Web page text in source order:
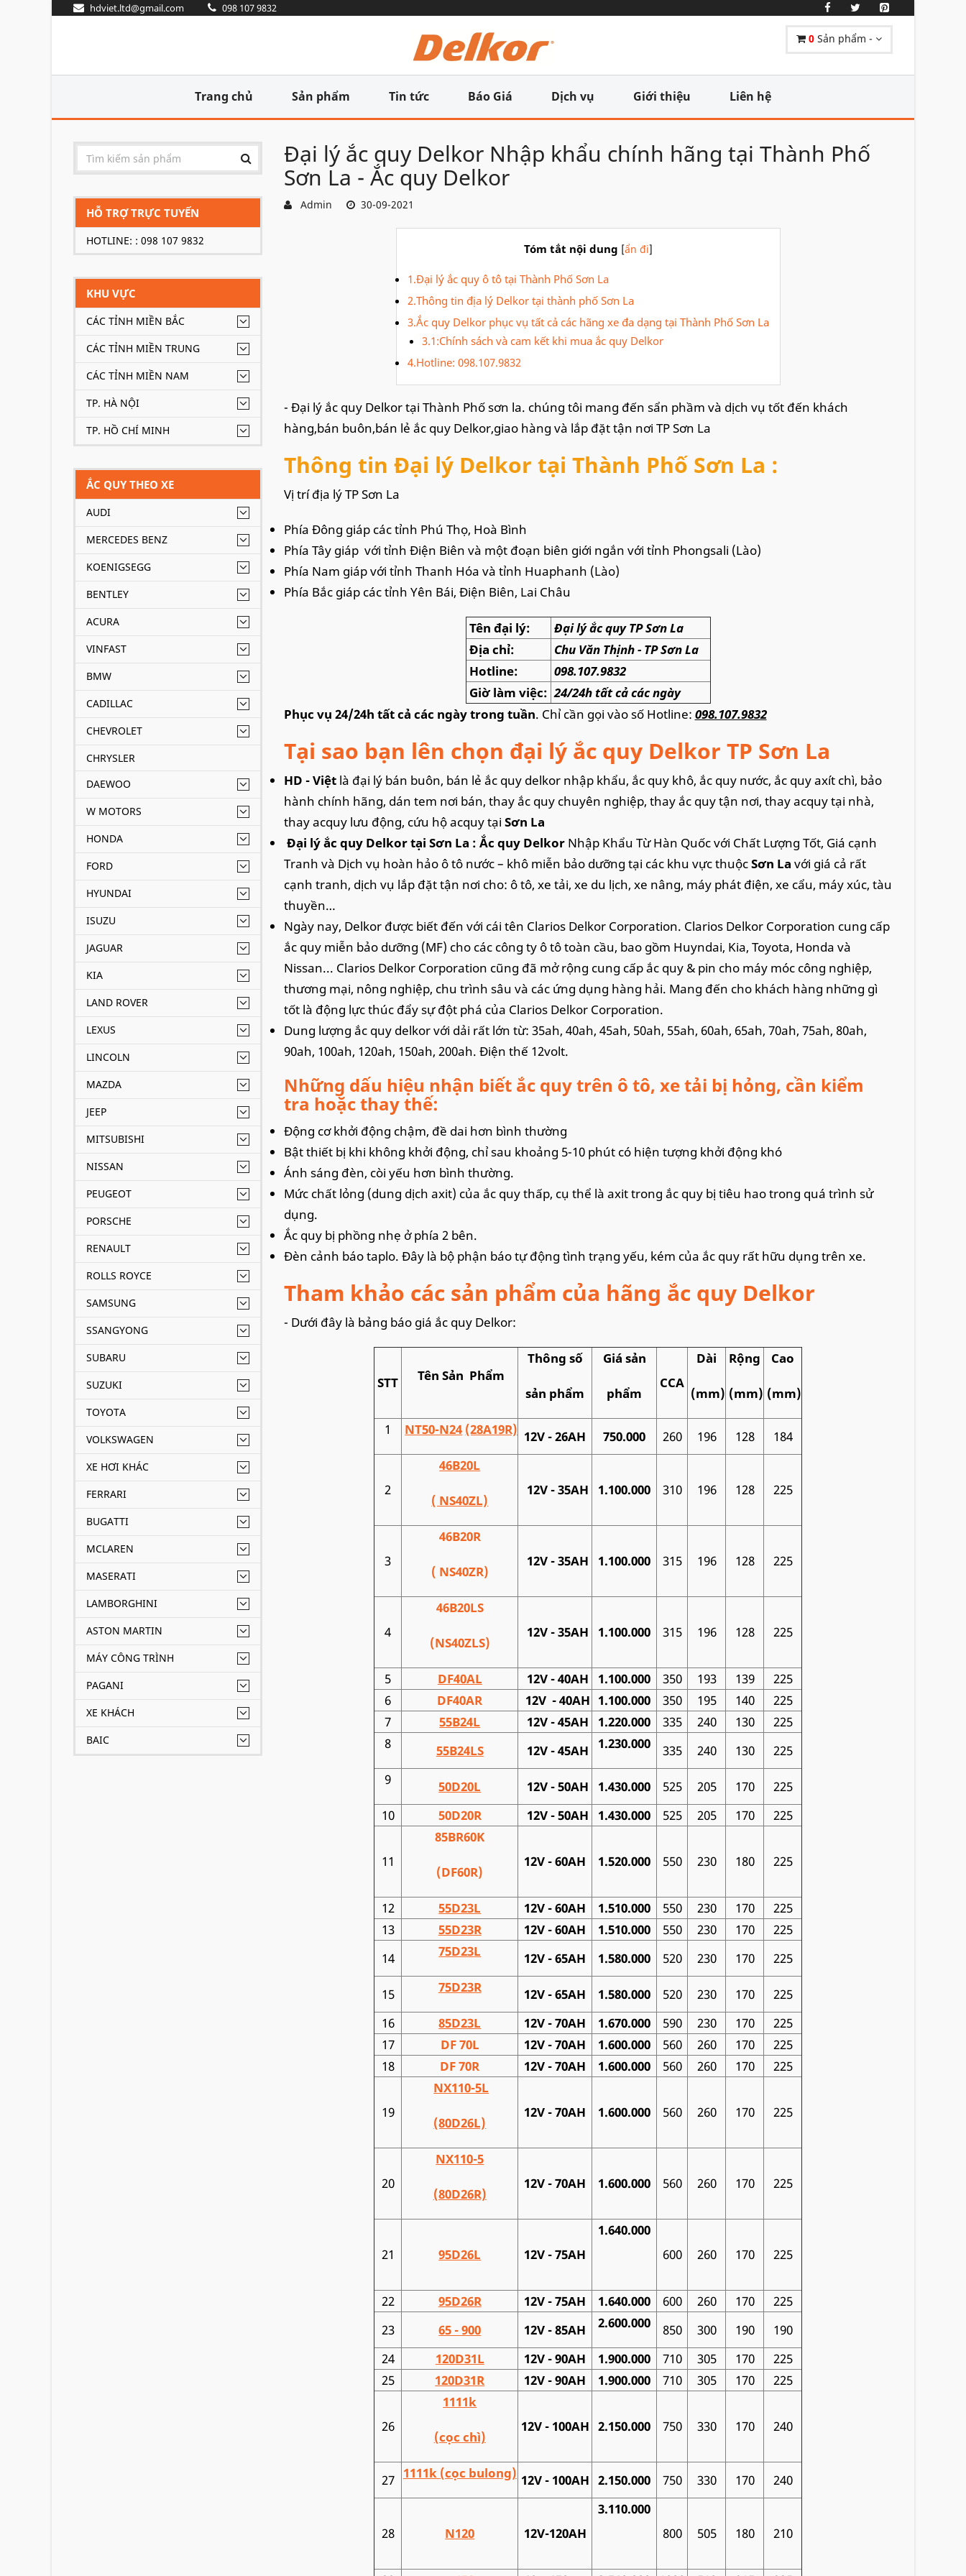
hdviet.ltd@gmail.com 098 107 9832
0 Sản phẩm -
Trang chủ Sản phẩm Tin tức Báo Giá Dịch vụ Giới thiệu Liên hệ
HỖ TRỢ TRỰC TUYẾN
HOTLINE: : 098 107 9832
KHU VỰC
CÁC TỈNH MIỀN BẮC
CÁC TỈNH MIỀN TRUNG
CÁC TỈNH MIỀN NAM
TP. HÀ NỘI
TP. HỒ CHÍ MINH
ẮC QUY THEO XE
AUDI
MERCEDES BENZ
KOENIGSEGG
BENTLEY
ACURA
VINFAST
BMW
CADILLAC
CHEVROLET
CHRYSLER
DAEWOO
W MOTORS
HONDA
FORD
HYUNDAI
ISUZU
JAGUAR
KIA
LAND ROVER
LEXUS
LINCOLN
MAZDA
JEEP
MITSUBISHI
NISSAN
PEUGEOT
PORSCHE
RENAULT
ROLLS ROYCE
SAMSUNG
SSANGYONG
SUBARU
SUZUKI
TOYOTA
VOLKSWAGEN
XE HƠI KHÁC
FERRARI
BUGATTI
MCLAREN
MASERATI
LAMBORGHINI
ASTON MARTIN
MÁY CÔNG TRÌNH
PAGANI
XE KHÁCH
BAIC
Đại lý ắc quy Delkor Nhập khẩu chính hãng tại Thành Phố
Sơn La - Ắc quy Delkor
Admin 30-09-2021
Tóm tắt nội dung [ẩn đi]
1.Đại lý ắc quy ô tô tại Thành Phố Sơn La
2.Thông tin địa lý Delkor tại thành phố Sơn La
3.Ắc quy Delkor phục vụ tất cả các hãng xe đa dạng tại Thành Phố Sơn La
3.1:Chính sách và cam kết khi mua ắc quy Delkor
4.Hotline: 098.107.9832
- Đại lý ắc quy Delkor tại Thành Phố sơn la. chúng tôi mang đến sẩn phầm và dịch vụ tốt đến khách
hàng,bán buôn,bán lẻ ắc quy Delkor,giao hàng và lắp đặt tận nơi TP Sơn La
Thông tin Đại lý Delkor tại Thành Phố Sơn La :
Vị trí địa lý TP Sơn La
Phía Đông giáp các tỉnh Phú Thọ, Hoà Bình
Phía Tây giáp với tỉnh Điện Biên và một đoạn biên giới ngắn với tỉnh Phongsali (Lào)
Phía Nam giáp với tỉnh Thanh Hóa và tỉnh Huaphanh (Lào)
Phía Bắc giáp các tỉnh Yên Bái, Điện Biên, Lai Châu
Tên đại lý:
Đại lý ắc quy TP Sơn La
Địa chỉ:
Chu Văn Thịnh - TP Sơn La
Hotline:
098.107.9832
Giờ làm việc: 24/24h tất cả các ngày
Phục vụ 24/24h tất cả các ngày trong tuần. Chỉ cần gọi vào số Hotline: 098.107.9832
Tại sao bạn lên chọn đại lý ắc quy Delkor TP Sơn La
HD - Việtlà đại lý bán buôn, bán lẻ ắc quy delkor nhập khẩu, ắc quy khô, ắc quy nước, ắc quy axít chì, bảo
hành chính hãng, dán tem nơi bán, thay ắc quy chuyên nghiệp, thay ắc quy tận nơi, thay acquy tại nhà,
thay acquy lưu động, cứu hộ acquy tại Sơn La
Đại lý ắc quy Delkor tại Sơn La : Ắc quy DelkorNhập Khẩu Từ Hàn Quốc với Chất Lượng Tốt, Giá cạnh
Tranh và Dịch vụ hoàn hảo ô tô nước – khô miễn bảo dưỡng tại các khu vực thuộcSơn La với giá cả rất
cạnh tranh, dịch vụ lắp đặt tận nơi cho: ô tô, xe tải, xe du lịch, xe nâng, máy phát điện, xe cẩu, máy xúc, tàu
thuyền…
Ngày nay, Delkor được biết đến với cái tên Clarios Delkor Corporation. Clarios Delkor Corporation cung cấp
ắc quy miễn bảo dưỡng (MF) cho các công ty ô tô toàn cầu, bao gồm Huyndai, Kia, Toyota, Honda và
Nissan... Clarios Delkor Corporation cũng đã mở rộng cung cấp ắc quy & pin cho máy móc công nghiệp,
thương mại, nông nghiệp, chu trình sâu và các ứng dụng hàng hải. Mang đến cho khách hàng những gì
tốt là động lực thúc đẩy sự đột phá của Clarios Delkor Corporation.
Dung lượng ắc quy delkor với dải rất lớn từ: 35ah, 40ah, 45ah, 50ah, 55ah, 60ah, 65ah, 70ah, 75ah, 80ah,
90ah, 100ah, 120ah, 150ah, 200ah. Điện thế 12volt.
Những dấu hiệu nhận biết ắc quy trên ô tô, xe tải bị hỏng, cần kiểm
tra hoặc thay thế:
Động cơ khởi động chậm, đề dai hơn bình thường
Bật thiết bị khi không khởi động, chỉ sau khoảng 5-10 phút có hiện tượng khởi động khó
Ánh sáng đèn, còi yếu hơn bình thường.
Mức chất lỏng (dung dịch axit) của ắc quy thấp, cụ thể là axit trong ắc quy bị tiêu hao trong quá trình sử
dụng.
Ắc quy bị phồng nhẹ ở phía 2 bên.
Đèn cảnh báo taplo. Đây là bộ phận báo tự động tình trạng yếu, kém của ắc quy rất hữu dụng trên xe.
Tham khảo các sản phẩm của hãng ắc quy Delkor
- Dưới đây là bảng báo giá ắc quy Delkor:
STT Tên Sản Phẩm
Thông số
sản phẩm
Giá sản
phẩm
CCA
Dài
(mm)
Rộng
(mm)
Cao
(mm)
1 NT50-N24 (28A19R) 12V - 26AH 750.000 260 196 128 184
2
46B20L
( NS40ZL)
12V - 35AH 1.100.000 310 196 128 225
3
46B20R
( NS40ZR)
12V - 35AH 1.100.000 315 196 128 225
4
46B20LS
(NS40ZLS)
12V - 35AH 1.100.000 315 196 128 225
5 DF40AL 12V - 40AH 1.100.000 350 193 139
225
6
DF40AR 12V - 40AH 1.100.000 350 195 140
225
7
55B24L 12V - 45AH 1.220.000 335 240 130
225
8
55B24LS 12V - 45AH 1.230.000 335 240 130
225
9
50D20L 12V - 50AH 1.430.000 525 205 170
225
10
50D20R 12V - 50AH 1.430.000 525 205 170 225
11
85BR60K
(DF60R)
12V - 60AH 1.520.000 550 230 180 225
12 55D23L 12V - 60AH 1.510.000 550 230 170
225
13
55D23R 12V - 60AH 1.510.000 550 230 170
225
14
75D23L 12V - 65AH 1.580.000 520 230 170 225
15 75D23R 12V - 65AH 1.580.000 520 230 170
225
16
85D23L 12V - 70AH 1.670.000 590 230 170
225
17
DF 70L 12V - 70AH 1.600.000 560 260 170
225
18
DF 70R 12V - 70AH 1.600.000 560 260 170 225
19
NX110-5L
(80D26L)
12V - 70AH 1.600.000 560 260 170 225
20
NX110-5
(80D26R)
12V - 70AH 1.600.000 560 260 170 225
21 95D26L 12V - 75AH
1.640.000
600
260 170 225
22 95D26R 12V - 75AH 1.640.000 600 260 170
225
23
65 - 900 12V - 85AH 2.600.000 850 300 190
190
24
120D31L 12V - 90AH 1.900.000 710 305 170
225
25
120D31R 12V - 90AH 1.900.000 710 305 170 225
26
1111k
(cọc chì)
12V - 100AH 2.150.000 750 330 170 240
27 1111k (cọc bulong) 12V - 100AH 2.150.000 750 330 170 240
28 N120 12V-120AH
3.110.000
800
505 180 210